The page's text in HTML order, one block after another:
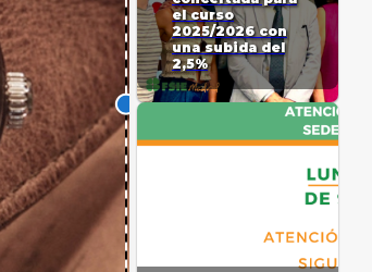
el curso
2025/2026 con
una subida del
2,5%